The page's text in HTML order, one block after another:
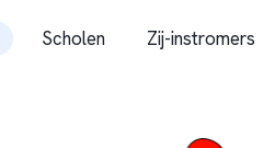
Scholen Zij-instromers